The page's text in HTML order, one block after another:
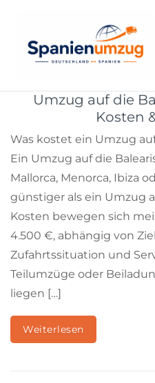
Umzug auf die
Kosten
Was kostet ein Umzug
Ein Umzug auf die
Mallorca, Menorca, Ibiza
günstiger als ein Umzug
Kosten bewegen sich
4.500 €, abhängig von
Zufahrtssituation und
Teilumzüge oder
liegen […]
Weiterlesen